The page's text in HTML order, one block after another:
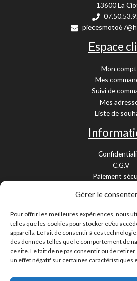
Gérer le
Pour offrir les meilleures expériences, nous
telles que les cookies pour stocker et/ou
appareils. Le fait de consentir à ces
des données telles que le comportement de
ce site. Le fait de ne pas consentir ou de
un effet négatif sur certaines caractéristiques
13600 La
Espace
Mon
Mes
Suivi de
Mes
Liste de
C.G.V
Paiement
Livraison et
Cookies
Contact
Paiement